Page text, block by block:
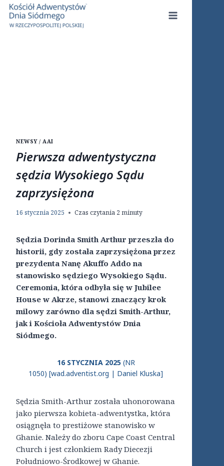
Przejdź
treści
NEWSY / AAI
Pierwsza adwentystyczna
sędzia Wysokiego Sądu
zaprzysiężona
16 stycznia 2025 Czas czytania 2 minuty
Sędzia Dorinda Smith Arthur przeszła do
historii, gdy została zaprzysiężona przez
prezydenta Nanę Akuffo Addo na
stanowisko sędziego Wysokiego Sądu.
Ceremonia, która odbyła się w Jubilee
House w Akrze, stanowi znaczący krok
milowy zarówno dla sędzi Smith-Arthur,
jak i Kościoła Adwentystów Dnia
Siódmego.
16 STYCZNIA 2025(NR
1050) [wad.adventist.org | Daniel Kluska]
Sędzia Smith-Arthur została uhonorowana
jako pierwsza kobieta-adwentystka, która
osiągnęła to prestiżowe stanowisko w
Ghanie. Należy do zboru Cape Coast Central
Church i jest członkiem Rady Diecezji
Południowo-Środkowej w Ghanie.